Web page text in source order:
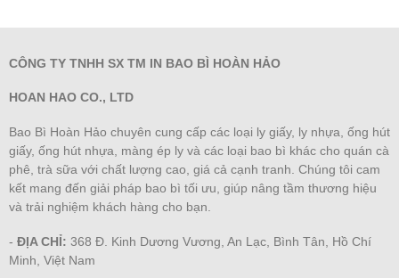
CÔNG TY TNHH SX TM IN BAO BÌ HOÀN HẢO
HOAN HAO CO., LTD
Bao Bì Hoàn Hảo chuyên cung cấp các loại ly giấy, ly nhựa, ống hút
giấy, ống hút nhựa, màng ép ly và các loại bao bì khác cho quán cà
phê, trà sữa với chất lượng cao, giá cả cạnh tranh. Chúng tôi cam
kết mang đến giải pháp bao bì tối ưu, giúp nâng tầm thương hiệu
và trải nghiệm khách hàng cho bạn.
- ĐỊA CHỈ: 368 Đ. Kinh Dương Vương, An Lạc, Bình Tân, Hồ Chí
Minh, Việt Nam